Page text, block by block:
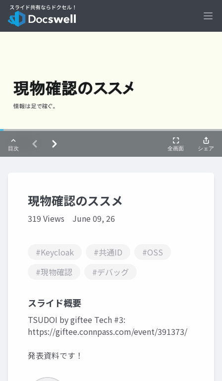
現物確認のススメ
319 Views June 09, 26
#Keycloak #共通ID
#OSS
#現物確認
#デバッグ
スライド概要
TSUDOI by giftee Tech #3:
https://giftee.connpass.com/event/391373/
発表資料です！